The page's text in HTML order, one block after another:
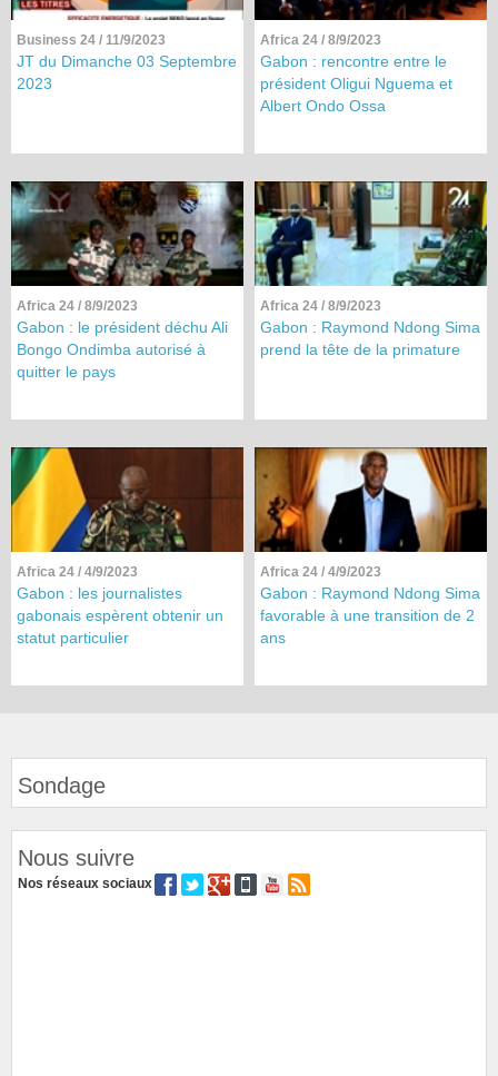
Business 24 / 11/9/2023
JT du Dimanche 03 Septembre
2023
Africa 24 / 8/9/2023
Gabon : rencontre entre le
président Oligui Nguema et
Albert Ondo Ossa
Africa 24 / 8/9/2023
Gabon : le président déchu Ali
Bongo Ondimba autorisé à
quitter le pays
Africa 24 / 8/9/2023
Gabon : Raymond Ndong Sima
prend la tête de la primature
Africa 24 / 4/9/2023
Gabon : les journalistes
gabonais espèrent obtenir un
statut particulier
Africa 24 / 4/9/2023
Gabon : Raymond Ndong Sima
favorable à une transition de 2
ans
Sondage
Nous suivre
Nos réseaux sociaux